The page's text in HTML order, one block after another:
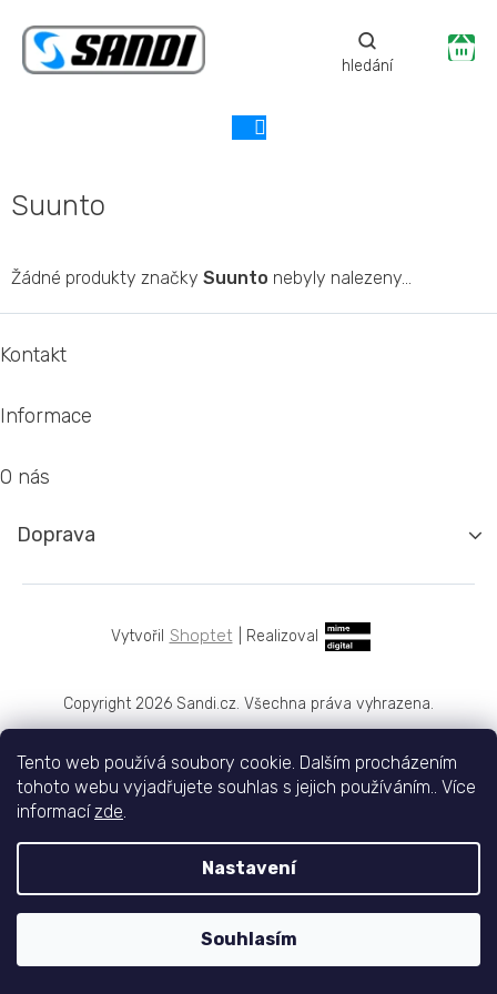
Tento web používá soubory cookie. Dalším procházením
tohoto webu vyjadřujete souhlas s jejich používáním.. Více
informacízde.
Nastavení
Souhlasím
obsah
Suunto
Žádné produkty značky Suunto nebyly nalezeny...
á
t
Kontakt
Informace
O nás
Doprava
Shoptet Realizoval
Copyright 2026 Sandi.cz. Všechna práva vyhrazena.